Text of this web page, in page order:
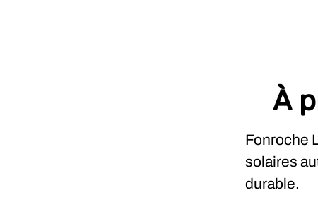
À
Fonroche
solaires
durable.